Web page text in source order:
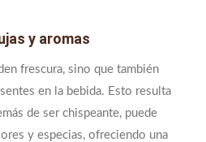
y aromas
frescura, sino que también
en la bebida. Esto resulta
de ser chispeante, puede
y especias, ofreciendo una